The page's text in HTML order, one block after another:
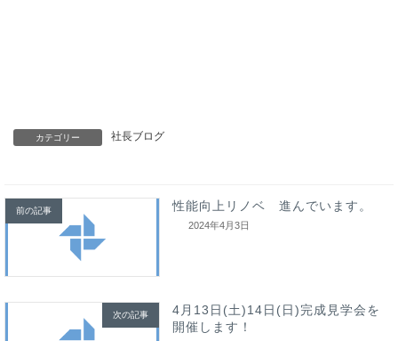
カテゴリー 社長ブログ
前の記事 性能向上リノベ 進んでいます。
2024年4月3日
次の記事
4月13日(土)14日(日)完成見学会を
開催します！